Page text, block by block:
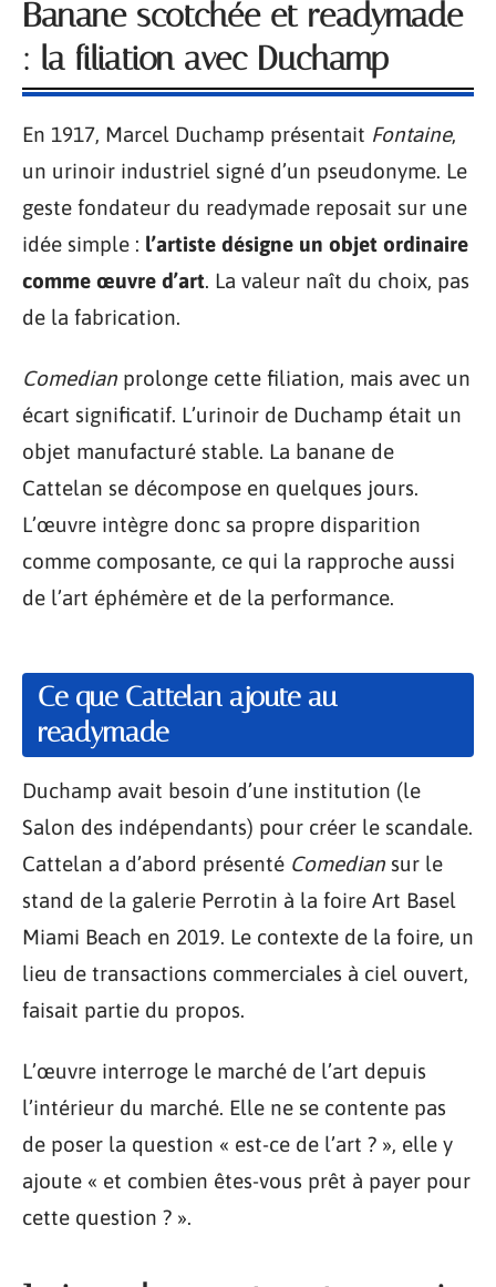
Banane scotchée et readymade
: la filiation avec Duchamp
En 1917, Marcel Duchamp présentait Fontaine,
un urinoir industriel signé d’un pseudonyme. Le
geste fondateur du readymade reposait sur une
idée simple : l’artiste désigne un objet ordinaire
comme œuvre d’art. La valeur naît du choix, pas
de la fabrication.
Comedian prolonge cette filiation, mais avec un
écart significatif. L’urinoir de Duchamp était un
objet manufacturé stable. La banane de
Cattelan se décompose en quelques jours.
L’œuvre intègre donc sa propre disparition
comme composante, ce qui la rapproche aussi
de l’art éphémère et de la performance.
Ce que Cattelan ajoute au
readymade
Duchamp avait besoin d’une institution (le
Salon des indépendants) pour créer le scandale.
Cattelan a d’abord présenté Comedian sur le
stand de la galerie Perrotin à la foire Art Basel
Miami Beach en 2019. Le contexte de la foire, un
lieu de transactions commerciales à ciel ouvert,
faisait partie du propos.
L’œuvre interroge le marché de l’art depuis
l’intérieur du marché. Elle ne se contente pas
de poser la question « est-ce de l’art ? », elle y
ajoute « et combien êtes-vous prêt à payer pour
cette question ? ».